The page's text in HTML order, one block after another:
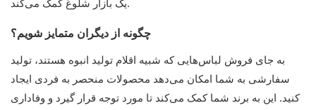
یک بازار شلوغ کمک می‌کند.
چگونه از دیگران متمایز شویم؟
به جای فروش لباس‌هایی که شبیه اقلام تولید انبوه هستند، تولید
سفارشی به شما امکان می‌دهد محصولات منحصر به فردی ایجاد
کنید. این به برند شما کمک می‌کند تا مورد توجه قرار گیرد و وفاداری